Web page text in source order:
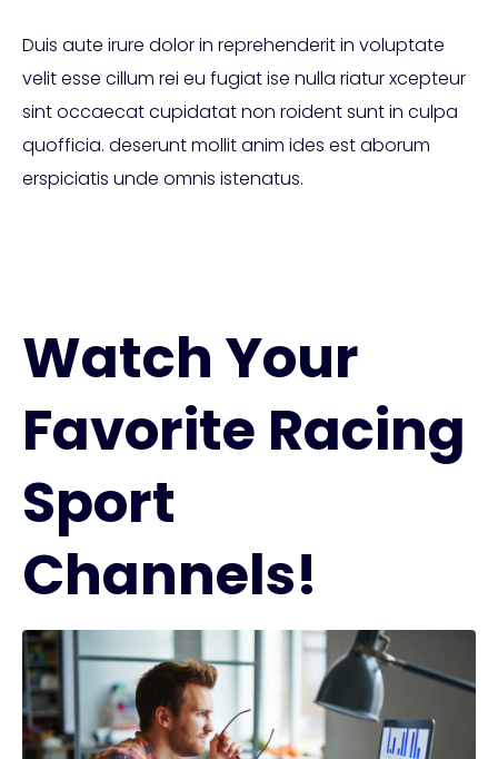
Duis aute irure dolor in reprehenderit in voluptate
velit esse cillum rei eu fugiat ise nulla riatur xcepteur
sint occaecat cupidatat non roident sunt in culpa
quofficia. deserunt mollit anim ides est aborum
erspiciatis unde omnis istenatus.
Watch Your
Favorite Racing
Sport
Channels!